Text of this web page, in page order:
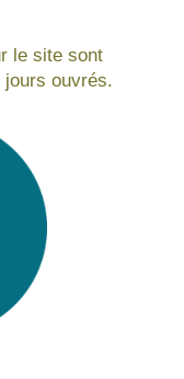
le site sont
ouvrés.